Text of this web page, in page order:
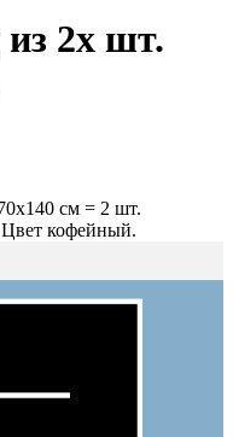
2х шт.
см = 2 шт.
кофейный.